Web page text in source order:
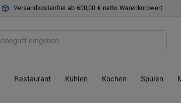
Versandkostenfrei ab 600,00 € netto Warenkorbwert
Restaurant Kühlen Kochen Spülen